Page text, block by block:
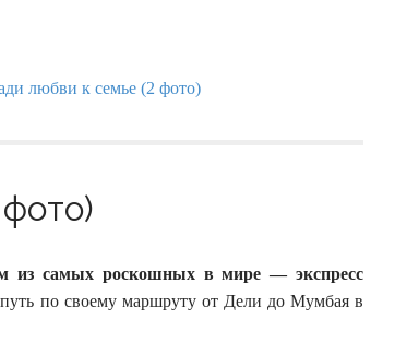
из самых роскошных в мире — экспресс
по своему маршруту от Дели до Мумбая в